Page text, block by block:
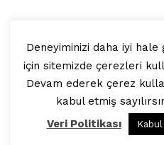
© 2025,
Künye Yazar
Deneyiminizi daha iyi hale
için sitemizde çerezleri
Devam ederek çerez
kabul etmiş
Veri Politikası